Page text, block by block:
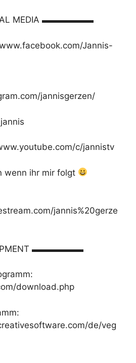
MEDIA ▬▬▬▬▬▬
Jannis-
jannisgerzen/
c/jannistv
wenn ihr mir folgt
jannis%20gerze
▬▬▬▬▬▬
download.php
de/veg